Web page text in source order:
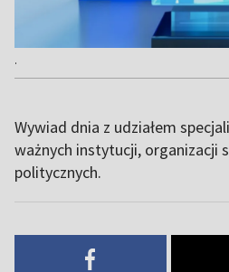
.
Wywiad dnia z udziałem
ważnych instytucji, organizacji
politycznych.